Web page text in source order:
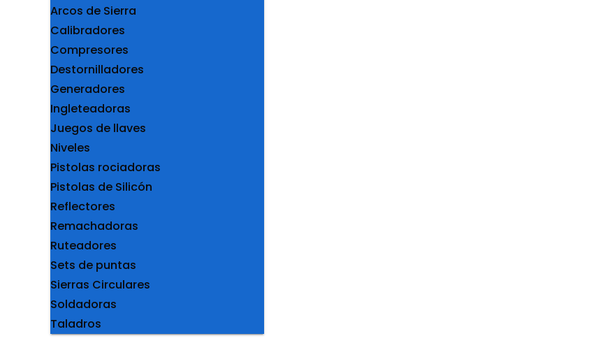
Arcos de Sierra
Calibradores
Compresores
Destornilladores
Generadores
Ingleteadoras
Juegos de llaves
Niveles
Pistolas rociadoras
Pistolas de Silicón
Reflectores
Remachadoras
Ruteadores
Sets de puntas
Sierras Circulares
Soldadoras
Taladros